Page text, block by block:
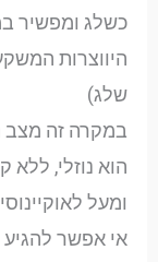
כשלג ומפשיר
היווצרות
שלג)
במקרה זה מצב
הוא נוזלי, ללא
ומעל
אי אפשר